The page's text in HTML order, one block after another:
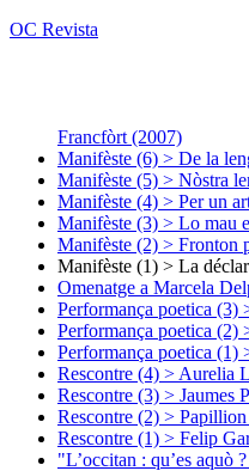
OC Revista
Francfòrt (2007)
Manifèste (6) > De la
Manifèste (5) > Nòstra
Manifèste (4) > Per un
Manifèste (3) > Lo mau
Manifèste (2) > Fronton
Manifèste (1) > La
Omenatge a Marcela
Performança poetica (3)
Performança poetica (2)
Performança poetica (1)
Rescontre (4) > Aurelia
Rescontre (3) > Jaumes
Rescontre (2) >
Rescontre (1) > Felip
"L’occitan : qu’es aquò